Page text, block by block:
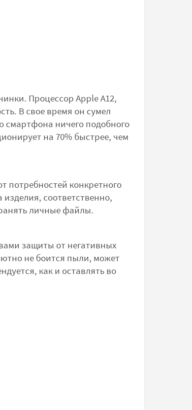
Процессор Apple A12,
В свое время он сумел
смартфона ничего подобного
на 70% быстрее, чем
потребностей конкретного
соответственно,
личные файлы.
защиты от негативных
не боится пыли, может
как и оставлять во